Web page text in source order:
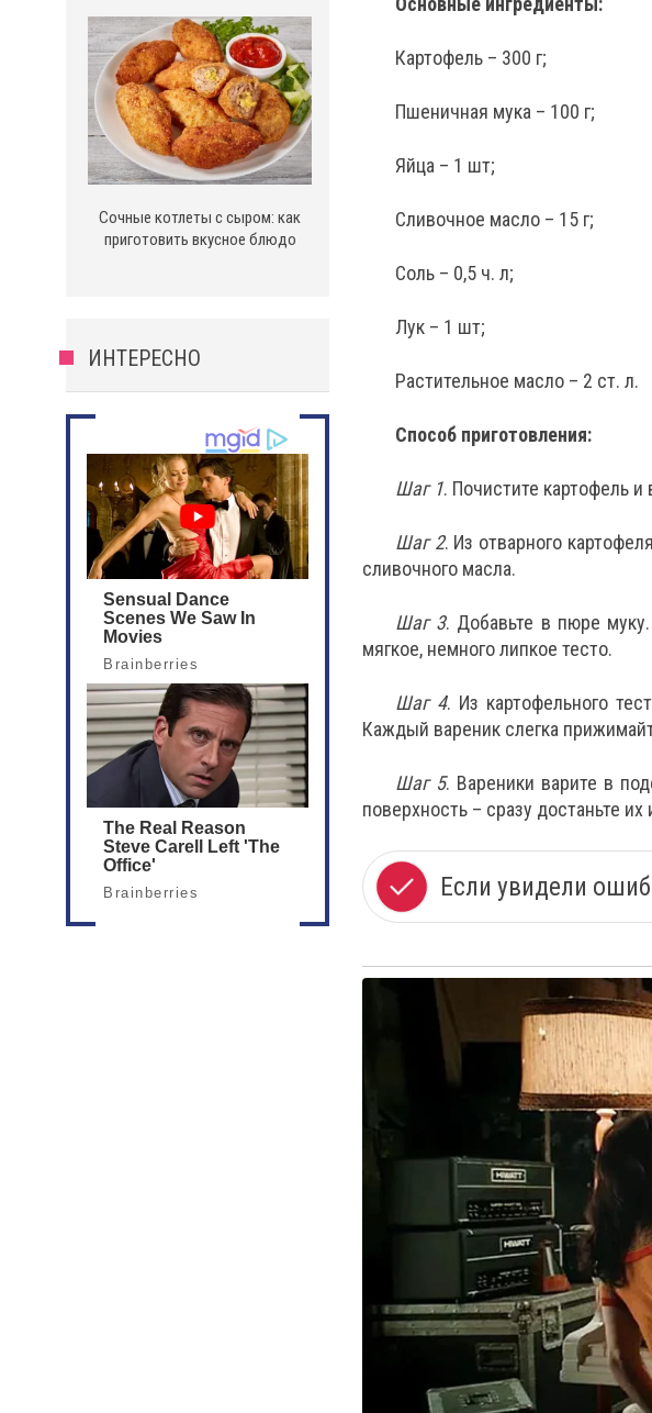
Сочные котлеты с сыром: как
приготовить вкусное блюдо
ИНТЕРЕСНО
Картофель – 300 г;
Пшеничная мука – 100 г;
Яйца – 1 шт;
Сливочное масло – 15 г;
Соль – 0,5 ч. л;
Лук – 1 шт;
Растительное масло – 2 ст. л.
Способ приготовления:
Шаг 1. Почистите картофель
Шаг 2. Из отварного
сливочного масла.
Шаг 3. Добавьте в пюре
мягкое, немного липкое тесто.
Шаг 4. Из картофельного
Каждый вареник слегка
Шаг 5. Вареники варите в
поверхность – сразу достаньте их
Если увидели